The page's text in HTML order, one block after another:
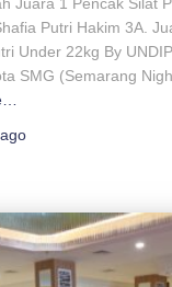
Juara 1 Pencak Silat
Putri Hakim 3A.
Under 22kg By
SMG (Semarang
ago